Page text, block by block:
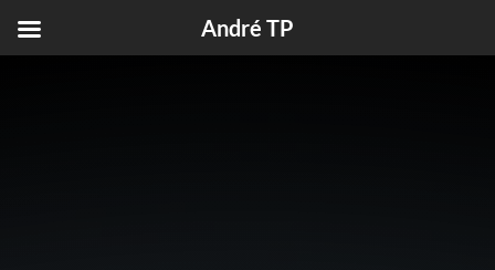
André TP